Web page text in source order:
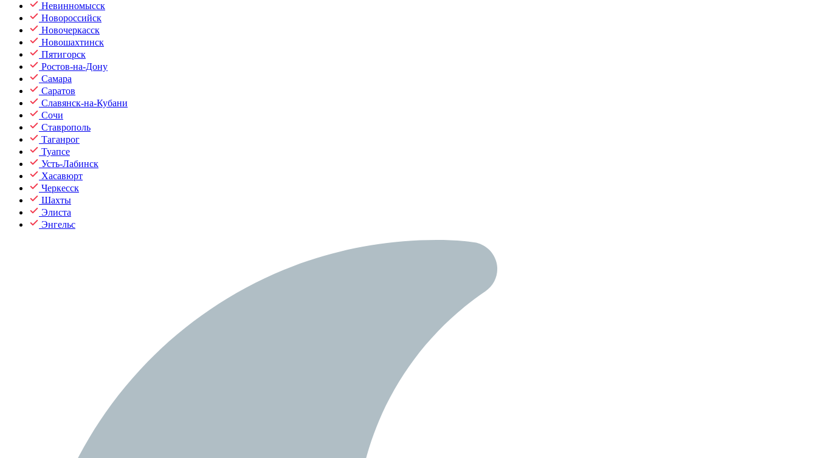
Невинномысск
Новороссийск
Новочеркасск
Новошахтинск
Пятигорск
Ростов-на-Дону
Самара
Саратов
Славянск-на-Кубани
Сочи
Ставрополь
Таганрог
Туапсе
Усть-Лабинск
Хасавюрт
Черкесск
Шахты
Элиста
Энгельс